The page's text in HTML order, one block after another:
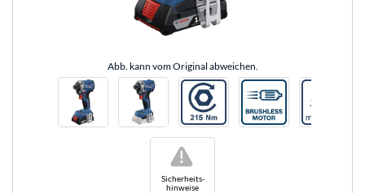
Abb. kann vom Original abweichen.
Sicherheits-
hinweise
!